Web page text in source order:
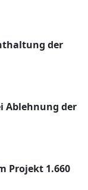
der
Ablehnung der
Projekt 1.660